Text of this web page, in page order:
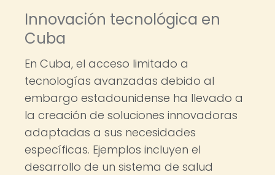
Innovación tecnológica en
Cuba
En Cuba, el acceso limitado a
tecnologías avanzadas debido al
embargo estadounidense ha llevado a
la creación de soluciones innovadoras
adaptadas a sus necesidades
específicas. Ejemplos incluyen el
desarrollo de un sistema de salud